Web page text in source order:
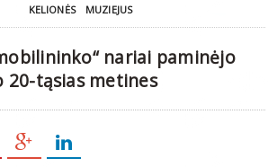
KELIONĖS
MUZIEJUS
nariai paminėjo
tąsias metines